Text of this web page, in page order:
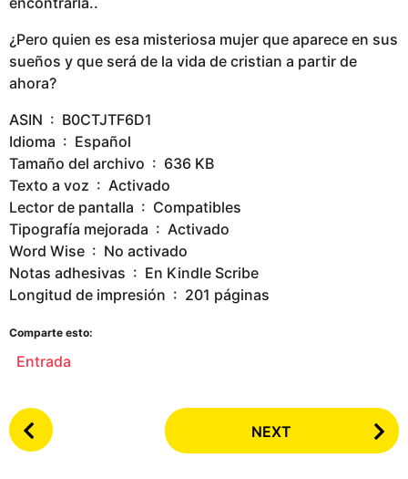
¿Pero quien es esa misteriosa mujer que aparece en sus
sueños y que será de la vida de cristian a partir de
ahora?
ASIN ‏ : ‎ B0CTJTF6D1
Idioma ‏ : ‎ Español
Tamaño del archivo ‏ : ‎ 636 KB
Texto a voz ‏ : ‎ Activado
Lector de pantalla ‏ : ‎ Compatibles
Tipografía mejorada ‏ : ‎ Activado
Word Wise ‏ : ‎ No activado
Notas adhesivas ‏ : ‎ En Kindle Scribe
Longitud de impresión ‏ : ‎ 201 páginas
Comparte esto:
Entrada
P
o
NEXT